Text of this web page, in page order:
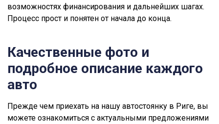
возможностях финансирования и дальнейших шагах.
Процесс прост и понятен от начала до конца.
Качественные фото и
подробное описание каждого
авто
Прежде чем приехать на нашу автостоянку в Риге, вы
можете ознакомиться с актуальными предложениями